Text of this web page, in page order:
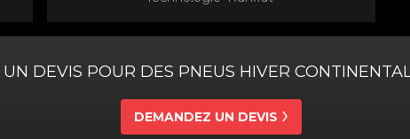
UN DEVIS POUR DES PNEUS HIVER
DEMANDEZ UN DEVIS